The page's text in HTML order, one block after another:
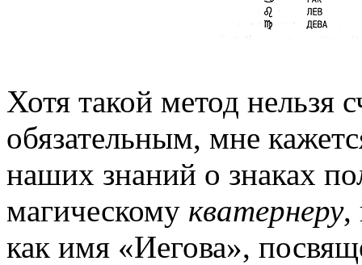
Хотя такой метод нельзя
обязательным, мне
наших знаний о знаках
магическому кватернеру,
как имя «Иегова»,